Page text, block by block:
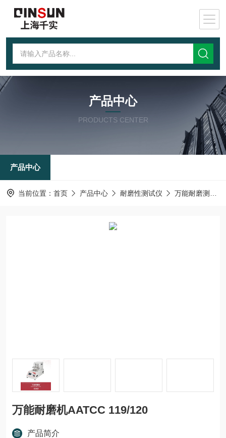
产品中心
PRODUCTS CENTER
产品中心
当前位置： 首页 产品中心 耐磨性测试仪 万能耐磨测试仪
万能耐磨机AATCC 119/120
产品简介